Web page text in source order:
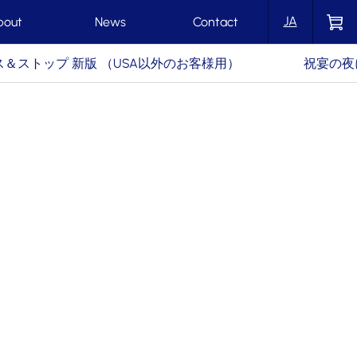
News Contact JA
＆ストップ 新版 （USA以外のお客様用） 祝宴の